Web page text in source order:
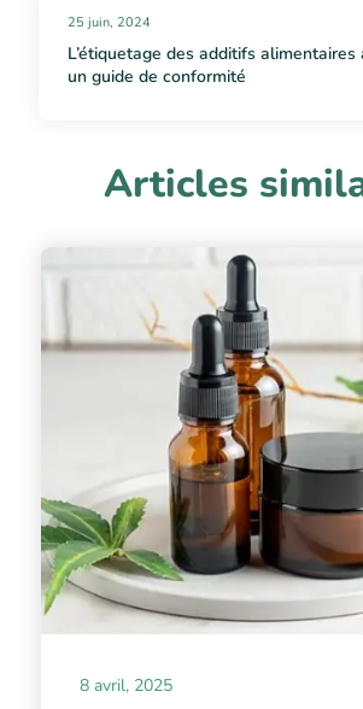
25 juin, 2024
L’étiquetage des additifs alimentaires
un guide de conformité
Articles
8 avril, 2025